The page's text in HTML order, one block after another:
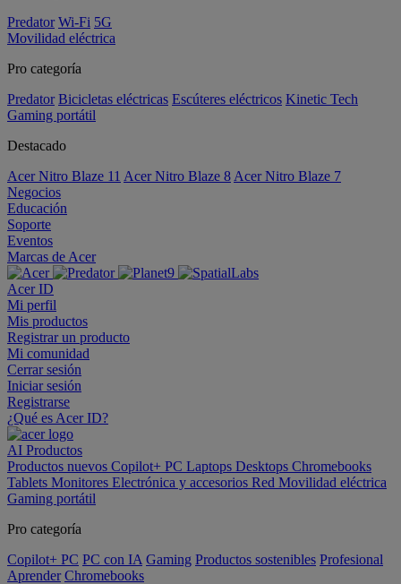
Predator Wi-Fi 5G
Movilidad eléctrica
Pro categoría
Predator Bicicletas eléctricas Escúteres eléctricos Kinetic Tech
Gaming portátil
Destacado
Acer Nitro Blaze 11 Acer Nitro Blaze 8 Acer Nitro Blaze 7
Negocios
Educación
Soporte
Eventos
Marcas de Acer
Acer ID
Mi perfil
Mis productos
Registrar un producto
Mi comunidad
Cerrar sesión
Iniciar sesión
Registrarse
¿Qué es Acer ID?
AI Productos
Productos nuevos Copilot+ PC Laptops Desktops Chromebooks
Tablets Monitores Electrónica y accesorios Red Movilidad eléctrica
Gaming portátil
Pro categoría
Copilot+ PC PC con IA Gaming Productos sostenibles Profesional
Aprender Chromebooks